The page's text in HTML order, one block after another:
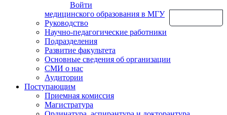
Войти
медицинского образования в МГУ
Руководство
Научно-педагогические работники
Подразделения
Развитие факультета
Основные сведения об организации
СМИ о нас
Аудитории
Поступающим
Приемная комиссия
Магистратура